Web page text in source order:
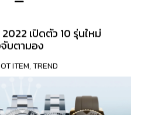
เปิดตัว 10 รุ่นใหม่
บตามอง
ITEM, TREND